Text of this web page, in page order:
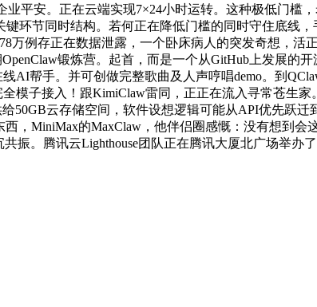
平安。正在云端实现7×24小时运转。这种极低门槛
节同时结构。若何正在降低门槛的同时守住底线，
例存正在数据泄露，一个卧床病人的突发奇想，活
锻炼营。起首，而是一个从GitHub上发展的
帮手。并可创做完整歌曲及人声哼唱demo。到
子接入！跟KimiClaw雷同，正正在流入寻常苍生
云存储空间，软件设想逻辑可能从API优先跃迁
，MiniMax的MaxClaw，他伴侣圈感慨：没有想到会
。腾讯云Lighthouse团队正在腾讯大厦北广场举办了